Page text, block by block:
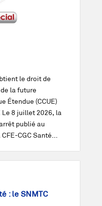
le droit de
la future
Étendue (CCUE)
Le 8 juillet 2026, la
publié au
CGC Santé...
: le SNMTC